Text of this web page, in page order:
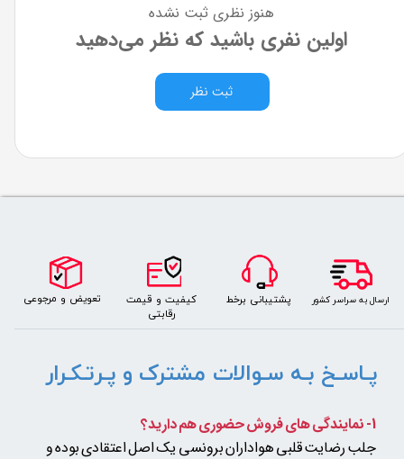
هنوز نظری ثبت نشده
اولین نفری باشید که نظر می‌دهید
ثبت نظر
​ارسال به سراسر کشور پشتیبانی برخط
کیفیت و قیمت
رقابتی
​​​تعویض و مرجوعی
پـاسـخ بـه سـوالات مشترک و پـرتـکـرار
1- نمایندگی های فروش حضوری هم دارید؟
جلب رضایت قلبی هواداران برونسی یک اصل اعتقادی بوده و